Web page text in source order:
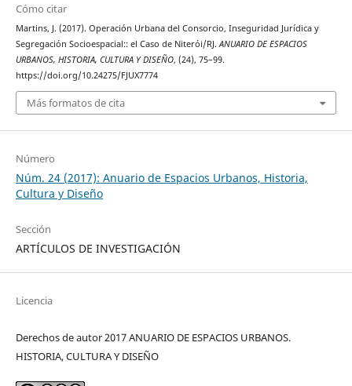
Cómo citar
Martins, J. (2017). Operación Urbana del Consorcio, Inseguridad Jurídica y
Segregación Socioespacial:: el Caso de Niterói/RJ. ANUARIO DE ESPACIOS
URBANOS, HISTORIA, CULTURA Y DISEÑO, (24), 75–99.
https://doi.org/10.24275/FJUX7774
Más formatos de cita
Número
Núm. 24 (2017): Anuario de Espacios Urbanos, Historia,
Cultura y Diseño
Sección
ARTÍCULOS DE INVESTIGACIÓN
Licencia
Derechos de autor 2017 ANUARIO DE ESPACIOS URBANOS.
HISTORIA, CULTURA Y DISEÑO